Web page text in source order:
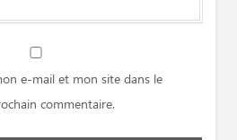
e-mail et mon site dans le
commentaire.